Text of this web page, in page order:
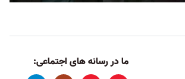
ما در رسانه های اجتماعی: